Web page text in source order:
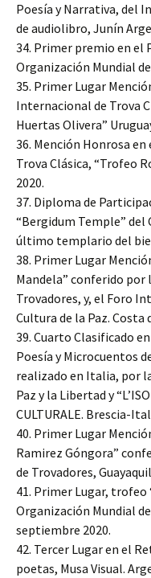
Poesía y Narrativa, del
de audiolibro, Junín
34. Primer premio en el
Organización Mundial
35. Primer Lugar
Internacional de Trova
Huertas Olivera”
36. Mención Honrosa
Trova Clásica, “Trofeo
2020.
37. Diploma de
“Bergidum Temple” del
último templario del
38. Primer Lugar
Mandela” conferido por
Trovadores, y, el Foro
Cultura de la Paz. Costa
39. Cuarto Clasificado
Poesía y Microcuentos
realizado en Italia, por
Paz y la Libertad y
CULTURALE. Brescia-
40. Primer Lugar
Ramirez Góngora”
de Trovadores,
41. Primer Lugar, trofeo
Organización Mundial
septiembre 2020.
42. Tercer Lugar en el
poetas, Musa Visual.